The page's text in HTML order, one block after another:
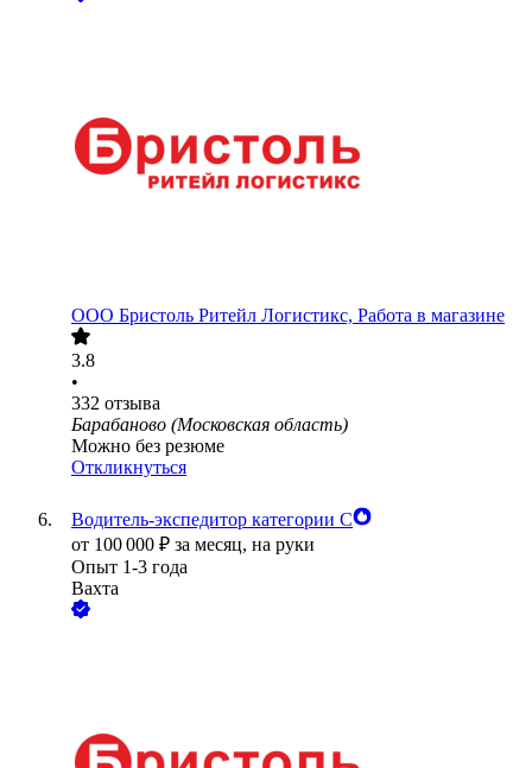
ООО Бристоль Ритейл Логистикс, Работа в магазине
3.8
•
332 отзыва
Барабаново (Московская область)
Можно без резюме
Откликнуться
Водитель-экспедитор категории С
от 100 000 ₽ за месяц, на руки
Опыт 1-3 года
Вахта